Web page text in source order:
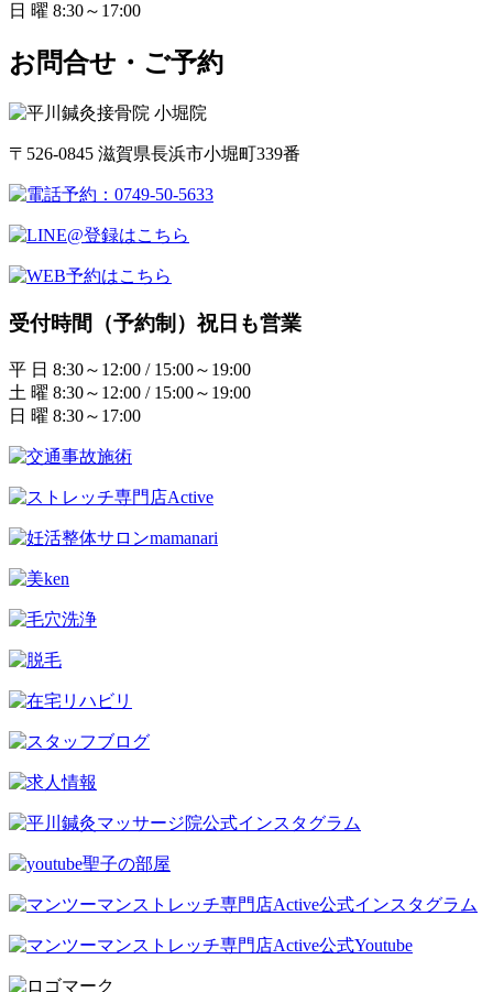
日 曜 8:30～17:00
お問合せ・ご予約
〒526-0845 滋賀県長浜市小堀町339番
受付時間（予約制）祝日も営業
平 日 8:30～12:00 / 15:00～19:00
土 曜 8:30～12:00 / 15:00～19:00
日 曜 8:30～17:00